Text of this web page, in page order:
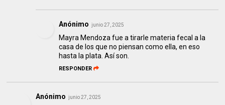
Anónimo junio 27, 2025
Mayra Mendoza fue a tirarle materia fecal a la
casa de los que no piensan como ella, en eso
hasta la plata. Así son.
RESPONDER
Anónimo junio 27, 2025